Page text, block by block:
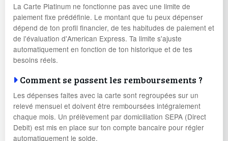
La Carte Platinum ne fonctionne pas avec une limite de
paiement fixe prédéfinie. Le montant que tu peux dépenser
dépend de ton profil financier, de tes habitudes de paiement et
de l'évaluation d'American Express. Ta limite s'ajuste
automatiquement en fonction de ton historique et de tes
besoins réels.
Comment se passent les remboursements ?
Les dépenses faites avec la carte sont regroupées sur un
relevé mensuel et doivent être remboursées intégralement
chaque mois. Un prélèvement par domiciliation SEPA (Direct
Debit) est mis en place sur ton compte bancaire pour régler
automatiquement le solde.